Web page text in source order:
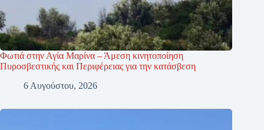
Φωτιά στην Αγία Μαρίνα – Άμεση κινητοποίηση
Πυροσβεστικής και Περιφέρειας για την κατάσβεση
6 Αυγούστου, 2026